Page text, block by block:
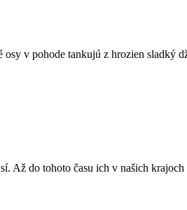
v pohode tankujú z hrozien sladký
do tohoto času ich v našich